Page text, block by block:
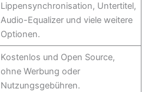
Lippensynchronisation, Untertitel,
Audio-Equalizer und viele weitere
Optionen.
Kostenlos und Open Source,
ohne Werbung oder
Nutzungsgebühren.